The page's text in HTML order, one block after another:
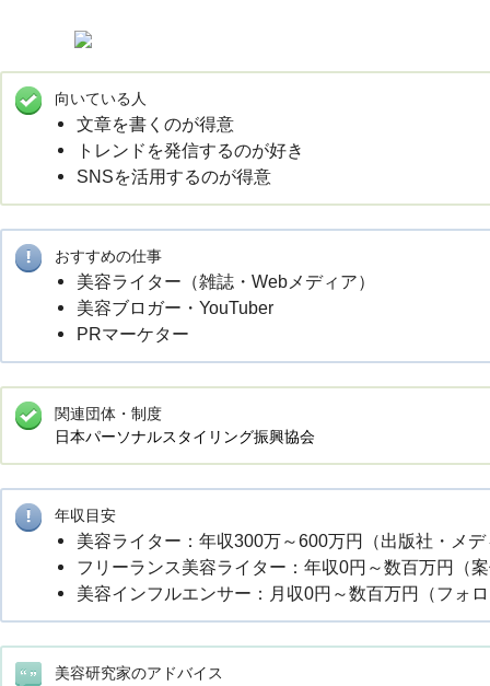
向いている人
文章を書くのが得意
トレンドを発信するのが好き
SNSを活用するのが得意
おすすめの仕事
美容ライター（雑誌・Webメディア）
美容ブロガー・YouTuber
PRマーケター
関連団体・制度
日本パーソナルスタイリング振興協会
年収目安
美容ライター：年収300万～600万円（出版社・メ
フリーランス美容ライター：年収0円～数百万円（
美容インフルエンサー：月収0円～数百万円（フォ
美容研究家のアドバイス